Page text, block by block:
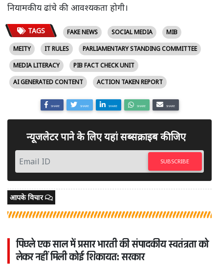
नियामकीय ढांचे की आवश्यकता होगी।
TAGS FAKE NEWS SOCIAL MEDIA
MIB
MEITY
IT RULES
PARLIAMENTARY STANDING COMMITTEE
MEDIA LITERACY
PIB FACT CHECK UNIT
AI GENERATED CONTENT
ACTION TAKEN REPORT
SHARE SHARE SHARE SHARE SHARE
न्यूजलेटर पाने के लिए यहां सब्सक्राइब कीजिए
SUBSCRIBE
आपके विचार
पिछले एक साल में प्रसार भारती की संपादकीय स्वतंत्रता को
लेकर नहीं मिली कोई शिकायत: सरकार